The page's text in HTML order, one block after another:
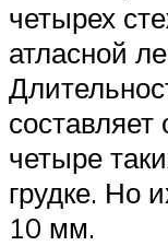
четырех
атласной
четыре
грудке. Но
10 мм.